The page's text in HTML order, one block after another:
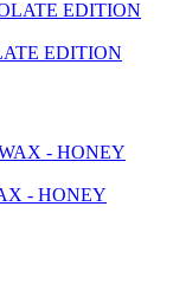
EDITION
- HONEY